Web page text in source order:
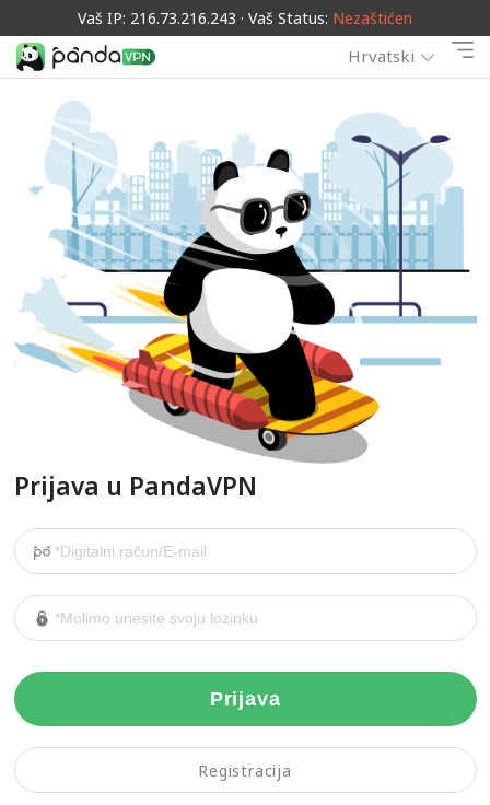
Vaš IP: 216.73.216.243 · Vaš Status: Nezaštićen
Hrvatski
Prijava u PandaVPN
Prijava
Registracija